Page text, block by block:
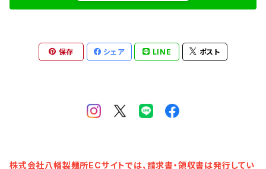
保存 シェア LINE ポスト
株式会社八幡製麺所ECサイトでは、請求書・領収書は発行してい